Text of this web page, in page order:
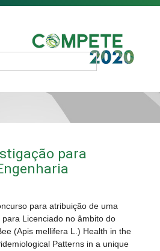
para
para atribuição de uma
Licenciado no âmbito do
(Apis mellifera L.) Health in the
Patterns in a unique